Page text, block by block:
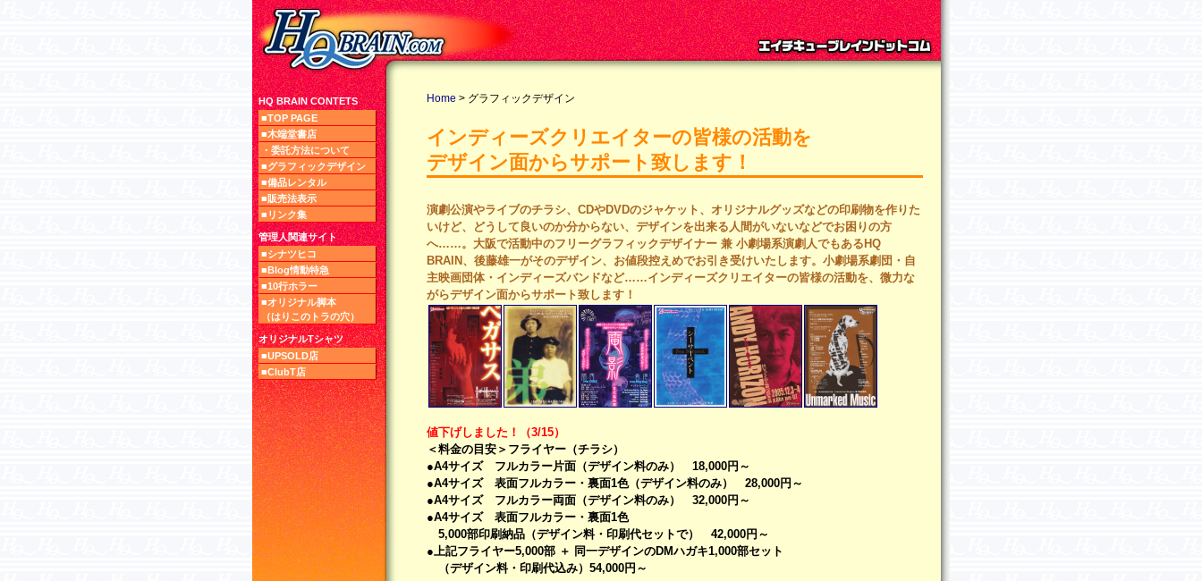
Home > グラフィックデザイン
インディーズクリエイターの皆様の活動を
デザイン面からサポート致します！
演劇公演やライブのチラシ、CDやDVDのジャケット、オリジナルグッズなどの印刷物を作りた
いけど、どうして良いのか分からない、デザインを出来る人間がいないなどでお困りの方
へ……。大阪で活動中のフリーグラフィックデザイナー 兼 小劇場系演劇人でもあるHQ
BRAIN、後藤雄一がそのデザイン、お値段控えめでお引き受けいたします。小劇場系劇団・自
主映画団体・インディーズバンドなど……インディーズクリエイターの皆様の活動を、微力な
がらデザイン面からサポート致します！
値下げしました！（3/15）
＜料金の目安＞フライヤー（チラシ）
●A4サイズ フルカラー片面（デザイン料のみ） 18,000円～
●A4サイズ 表面フルカラー・裏面1色（デザイン料のみ） 28,000円～
●A4サイズ フルカラー両面（デザイン料のみ） 32,000円～
●A4サイズ 表面フルカラー・裏面1色
5,000部印刷納品（デザイン料・印刷代セットで） 42,000円～
●上記フライヤー5,000部 ＋ 同一デザインのDMハガキ1,000部セット
（デザイン料・印刷代込み）54,000円～
HQ BRAIN CONTETS
■TOP PAGE
■木端堂書店
・委託方法について
■グラフィックデザイン
■備品レンタル
■販売法表示
■リンク集
管理人関連サイト
■シナツヒコ
■Blog情動特急
■10行ホラー
■オリジナル脚本
（はりこのトラの穴）
オリジナルTシャツ
■UPSOLD店
■ClubT店